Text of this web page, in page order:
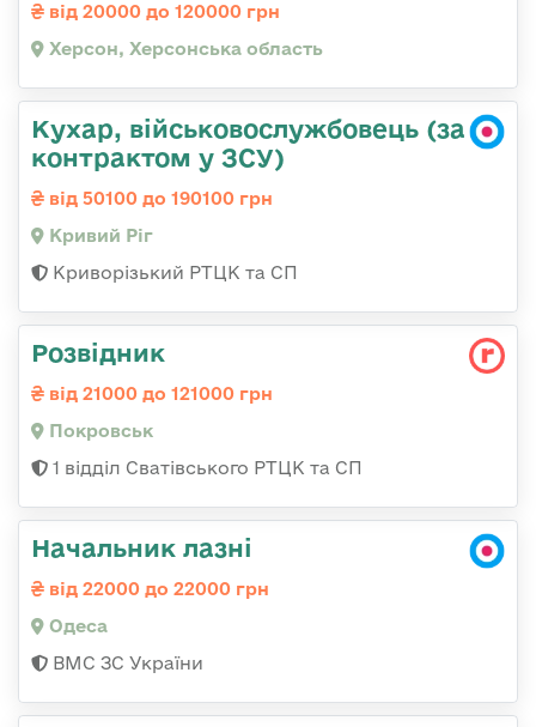
від 20000 до 120000 грн
Херсон, Херсонська область
Кухар, військовослужбовець (за
контрактом у ЗСУ)
від 50100 до 190100 грн
Кривий Ріг
Криворізький РТЦК та СП
Розвідник
від 21000 до 121000 грн
Покровськ
1 відділ Сватівського РТЦК та СП
Начальник лазні
від 22000 до 22000 грн
Одеса
ВМС ЗС України